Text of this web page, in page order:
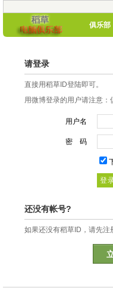
俱乐部
请登录
直接用稻草ID登陆即可。
用微博登录的用户请注意：
用户名
密 码
还没有帐号?
如果还没有稻草ID，请先注